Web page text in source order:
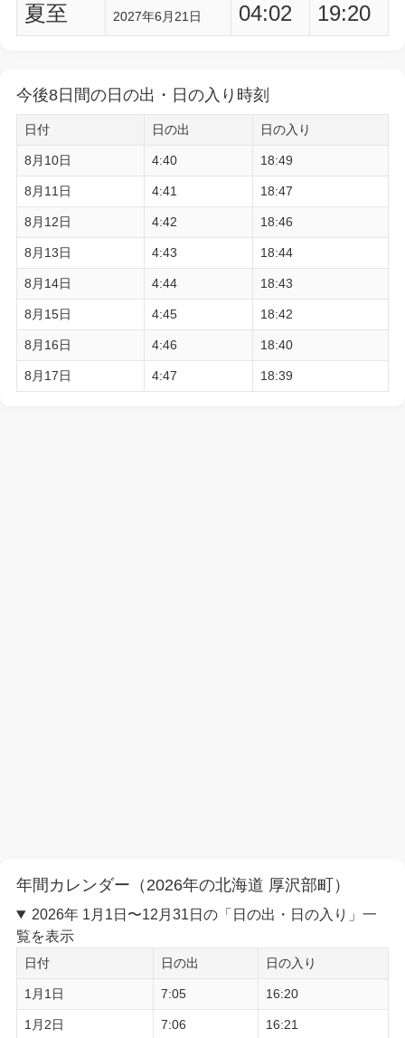
夏至
2027年6月21日 04:02 19:20
今後8日間の日の出・日の入り時刻
日付 日の出 日の入り
8月10日 4:40 18:49
8月11日 4:41 18:47
8月12日 4:42 18:46
8月13日 4:43 18:44
8月14日 4:44 18:43
8月15日 4:45 18:42
8月16日 4:46 18:40
8月17日 4:47 18:39
年間カレンダー（2026年の北海道 厚沢部町）
2026年 1月1日〜12月31日の「日の出・日の入り」一
覧を表示
日付 日の出 日の入り
1月1日 7:05 16:20
1月2日 7:06 16:21